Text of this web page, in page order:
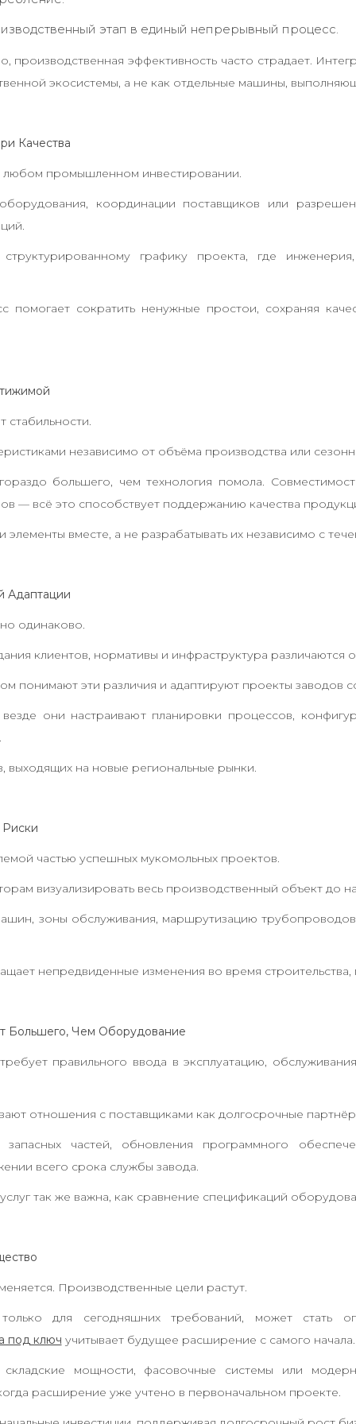
этап в единый непрерывный процесс.
производственная эффективность часто страдает.
экосистемы, а не как отдельные машины,
Качества
промышленном инвестировании.
координации поставщиков или
графику проекта, где
сократить ненужные простои, сохраняя
независимо от объёма производства или
большего, чем технология помола.
— всё это способствует поддержанию качества
вместе, а не разрабатывать их независимо с
Адаптации
одинаково.
клиентов, нормативы и инфраструктура различаются
эти различия и адаптируют проекты заводов
они настраивают планировки процессов,
выходящих на новые региональные рынки.
частью успешных мукомольных проектов.
визуализировать весь производственный объект до
зоны обслуживания, маршрутизацию
непредвиденные изменения во время строительства,
Большего, Чем Оборудование
правильного ввода в эксплуатацию,
отношения с поставщиками как долгосрочные
запасных частей, обновления программного
всего срока службы завода.
так же важна, как сравнение спецификаций
Производственные цели растут.
для сегодняшних требований, может стать
под ключ учитывает будущее расширение с самого начала.
мощности, фасовочные системы или
расширение уже учтено в первоначальном проекте.